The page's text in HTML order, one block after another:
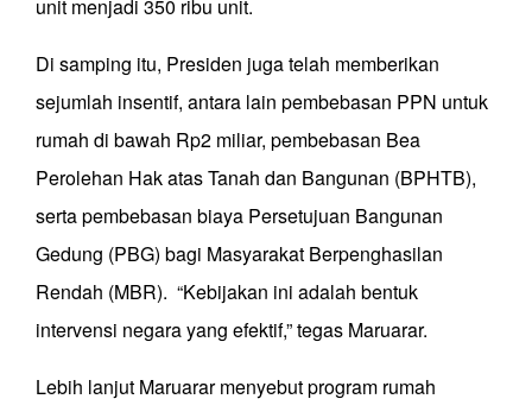
unit menjadi 350 ribu unit.
Di samping itu, Presiden juga telah memberikan
sejumlah insentif, antara lain pembebasan PPN untuk
rumah di bawah Rp2 miliar, pembebasan Bea
Perolehan Hak atas Tanah dan Bangunan (BPHTB),
serta pembebasan biaya Persetujuan Bangunan
Gedung (PBG) bagi Masyarakat Berpenghasilan
Rendah (MBR). “Kebijakan ini adalah bentuk
intervensi negara yang efektif,” tegas Maruarar.
Lebih lanjut Maruarar menyebut program rumah